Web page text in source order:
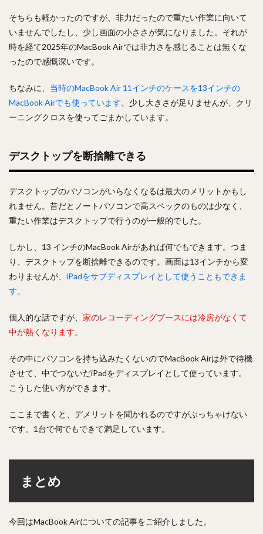
そちらも軽かったのですが、非力だったので重たい作業に向いて
いませんでしたし、少し画面の小ささが気になりました。それが
時を経て2025年のMacBook Airでは非力さを感じることは無くな
ったので感慨深いです。
ちなみに、 当時のMacBook Air 11インチのケースを13インチの
MacBook Airでも使っています。 少し大きさが足りませんが、クリ
ーニングクロスを使ってごまかしています。
デスクトップを断捨離できる
デスクトップのパソコンがいらなくなるは最大のメリットかもし
れません。昔だとノートパソコンで高スペックのものは少なく、
重たい作業はデスクトップで行うのが一般的でした。
しかし、13 インチのMacBook Airがあれば何でもできます。つま
り、デスクトップを断捨離できるのです。画面は13インチから変
わりませんが、 iPadをサブディスプレイとして使うこともできま
す。
個人的な話ですが、 家のレコーディングブースには冷房がなくて
中が熱くなります。
その中にパソコンを持ち込みたくないのでMacBook Airは外で待機
させて、中でつないだiPadをディスプレイとして使っています。
こうした使い方ができます。
ここまで書くと、デメリットを聞かれるのですがぶっちゃけない
です。1台で何でもできて満足しています。
まとめ
今回はMacBook Airについての記事をご紹介しました。